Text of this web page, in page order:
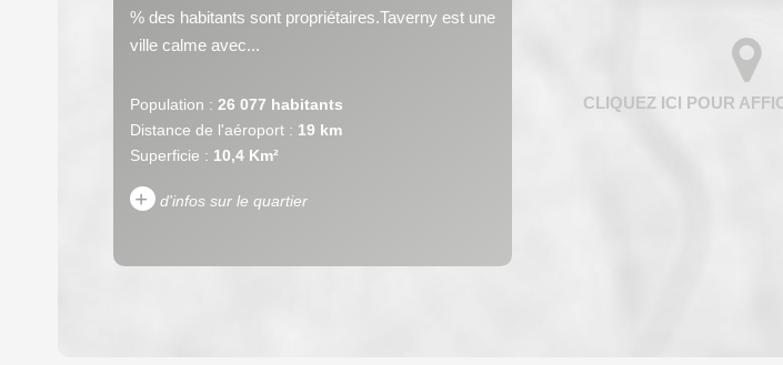
% des habitants sont propriétaires.Taverny est une
ville calme avec...
Population : 26 077 habitants
Distance de l'aéroport : 19 km
Superficie : 10,4 Km²
+ d'infos sur le quartier